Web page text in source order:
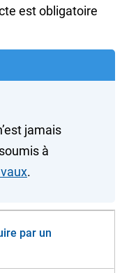
est obligatoire
jamais
à
.
par un